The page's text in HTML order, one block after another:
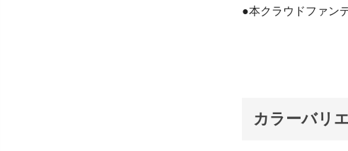
●本クラウドファン
カラーバリ